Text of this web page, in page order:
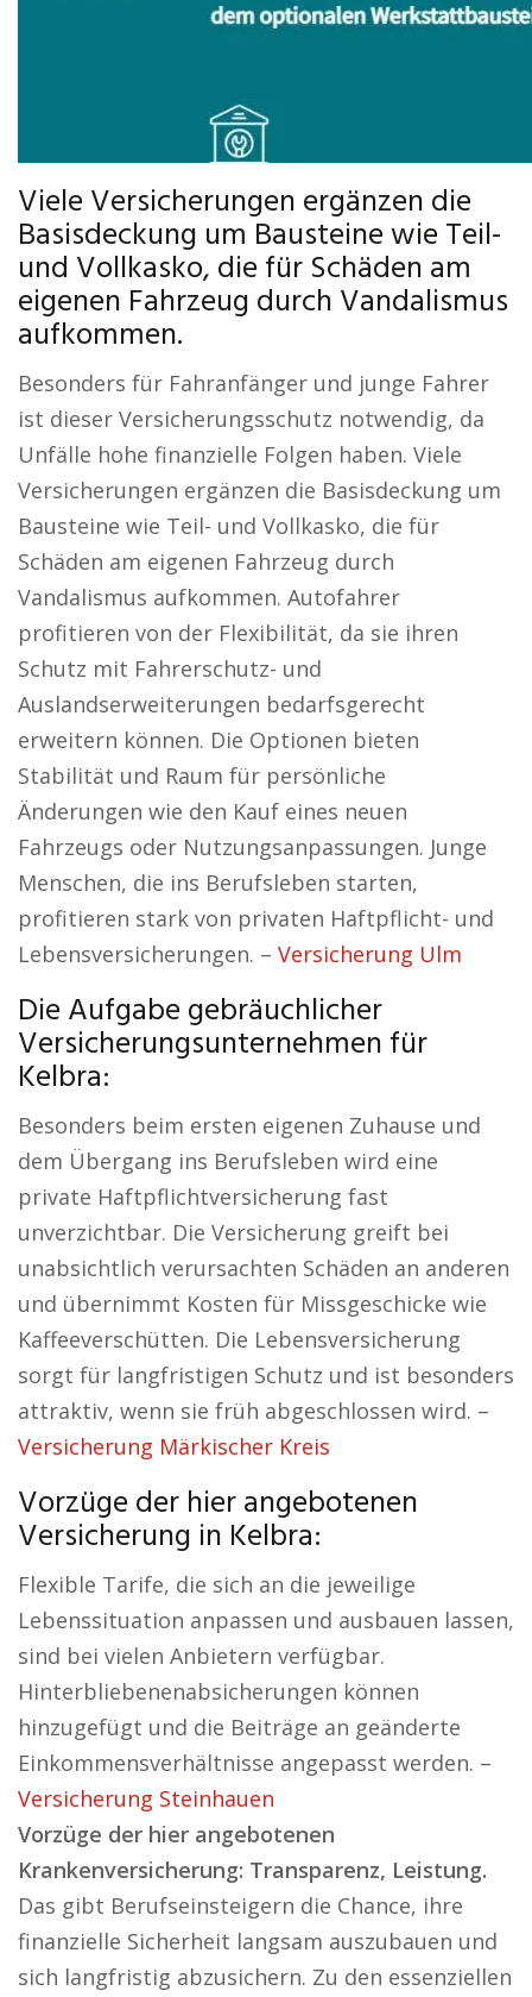
Viele Versicherungen ergänzen die
Basisdeckung um Bausteine wie Teil-
und Vollkasko, die für Schäden am
eigenen Fahrzeug durch Vandalismus
aufkommen.
Besonders für Fahranfänger und junge Fahrer
ist dieser Versicherungsschutz notwendig, da
Unfälle hohe finanzielle Folgen haben. Viele
Versicherungen ergänzen die Basisdeckung um
Bausteine wie Teil- und Vollkasko, die für
Schäden am eigenen Fahrzeug durch
Vandalismus aufkommen. Autofahrer
profitieren von der Flexibilität, da sie ihren
Schutz mit Fahrerschutz- und
Auslandserweiterungen bedarfsgerecht
erweitern können. Die Optionen bieten
Stabilität und Raum für persönliche
Änderungen wie den Kauf eines neuen
Fahrzeugs oder Nutzungsanpassungen. Junge
Menschen, die ins Berufsleben starten,
profitieren stark von privaten Haftpflicht- und
Lebensversicherungen. – Versicherung Ulm
Die Aufgabe gebräuchlicher
Versicherungsunternehmen für
Kelbra:
Besonders beim ersten eigenen Zuhause und
dem Übergang ins Berufsleben wird eine
private Haftpflichtversicherung fast
unverzichtbar. Die Versicherung greift bei
unabsichtlich verursachten Schäden an anderen
und übernimmt Kosten für Missgeschicke wie
Kaffeeverschütten. Die Lebensversicherung
sorgt für langfristigen Schutz und ist besonders
attraktiv, wenn sie früh abgeschlossen wird. –
Versicherung Märkischer Kreis
Vorzüge der hier angebotenen
Versicherung in Kelbra:
Flexible Tarife, die sich an die jeweilige
Lebenssituation anpassen und ausbauen lassen,
sind bei vielen Anbietern verfügbar.
Hinterbliebenenabsicherungen können
hinzugefügt und die Beiträge an geänderte
Einkommensverhältnisse angepasst werden. –
Versicherung Steinhauen
Vorzüge der hier angebotenen
Krankenversicherung: Transparenz, Leistung.
Das gibt Berufseinsteigern die Chance, ihre
finanzielle Sicherheit langsam auszubauen und
sich langfristig abzusichern. Zu den essenziellen